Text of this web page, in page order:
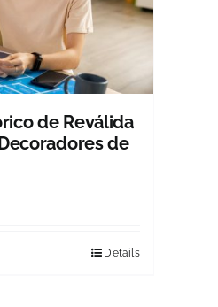
de Reválida
de
Details